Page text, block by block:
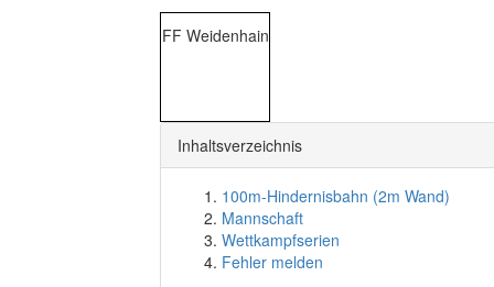
FF Weidenhain
Inhaltsverzeichnis
100m-Hindernisbahn (2m Wand)
Mannschaft
Wettkampfserien
Fehler melden